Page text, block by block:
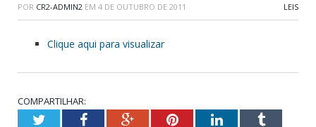
POR CR2-ADMIN2 EM 4 DE OUTUBRO DE 2011 LEIS
Clique aqui para visualizar
COMPARTILHAR:
TwitterFacebookGoogle+PinterestLinkedInTumblr